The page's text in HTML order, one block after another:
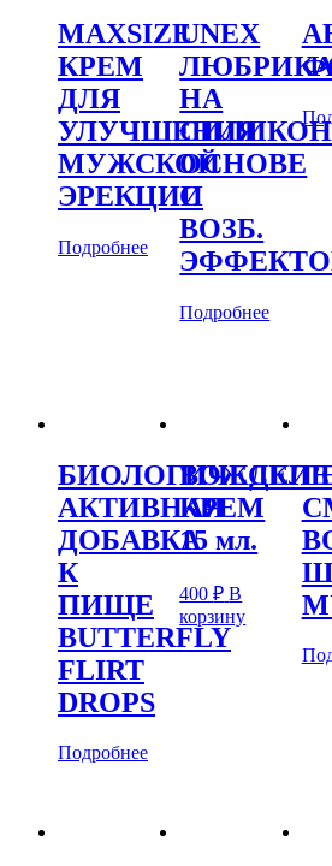
MAXSIZE
КРЕМ
ДЛЯ
УЛУЧШЕНИЯ
МУЖСКОЙ
ЭРЕКЦИИ
Подробнее
UNEX
НА
ОСНОВЕ
С
ВОЗБ.
Подробнее
БИОЛОГИЧЕСКИ
АКТИВНАЯ
ДОБАВКА
К
ПИЩЕ
BUTTERFLY
FLIRT
DROPS
Подробнее
КРЕМ
15 мл.
400₽ В
корзину